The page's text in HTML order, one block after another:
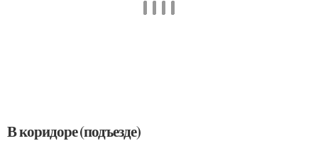
В коридоре (подъезде)